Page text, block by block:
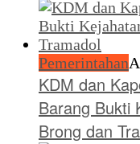
Pemerintahan
KDM dan
Barang Bukti
Brong dan